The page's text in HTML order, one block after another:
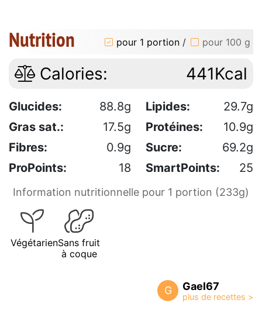
Nutrition pour 1 portion / pour 100 g
Calories: 441Kcal
Glucides: 88.8g Lipides:
29.7g
Gras sat.:
17.5g Protéines:
10.9g
Fibres:
0.9g Sucre:
69.2g
ProPoints:
18 SmartPoints: 25
Information nutritionnelle pour 1 portion (233g)
VégétarienSans fruit
à coque
G Gael67